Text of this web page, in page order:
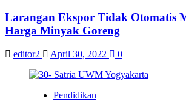
Larangan Ekspor Tidak Otomatis
Harga Minyak Goreng
editor2 April 30, 2022 0
Pendidikan